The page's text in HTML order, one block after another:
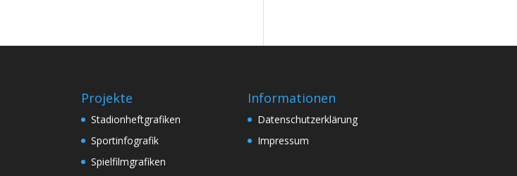
Projekte
Stadionheftgrafiken
Sportinfografik
Spielfilmgrafiken
Informationen
Datenschutzerklärung
Impressum